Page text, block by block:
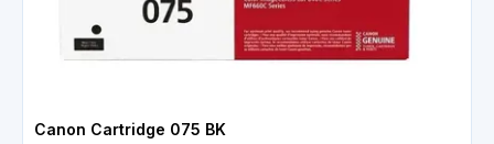
Canon Cartridge 075 BK